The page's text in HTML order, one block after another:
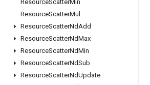
ResourceScatterMin
ResourceScatterMul
ResourceScatterNdAdd
ResourceScatterNdMax
ResourceScatterNdMin
ResourceScatterNdSub
ResourceScatterNdUpdate